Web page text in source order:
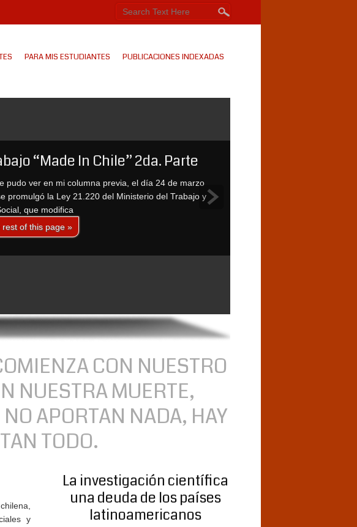
PARA MIS ESTUDIANTES PUBLICACIONES INDEXADAS
“Made In Chile” 2da. Parte
pudo ver en mi columna previa, el día 24 de marzo
promulgó la Ley 21.220 del Ministerio del Trabajo y
que modifica
rest of this page »
CON NUESTRO
NUESTRA MUERTE,
APORTAN NADA, HAY
TODO.
y
La investigación científica
una deuda de los países
latinoamericanos